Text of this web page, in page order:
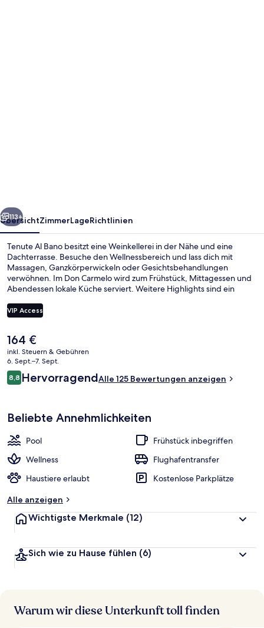
Weiter
113+
ÜbersichtZimmerLageRichtlinien
Tenute Al Bano besitzt eine Weinkellerei in der Nähe und eine
Dachterrasse. Besuche den Wellnessbereich und lass dich mit
Massagen, Ganzkörperwickeln oder Gesichtsbehandlungen
verwöhnen. Im Don Carmelo wird zum Frühstück, Mittagessen und
Abendessen lokale Küche serviert. Weitere Highlights sind ein
Annehmlichkeiten wie hochwertige Bettwaren und Regenduschen.
VIP Access
Der
aktuelle
Preis
beträgt
164 €.
164 €
inkl. Steuern & Gebühren
6. Sept.–7. Sept.
Bewertungen
8,88,8 von 10.
HervorragendAlle 125 Bewertungen anzeigen
Beliebte Annehmlichkeiten
Pool
Frühstück inbegriffen
Wellness
Flughafentransfer
Haustiere erlaubt
Kostenlose Parkplätze
Alle anzeigen
Wichtigste Merkmale (12)
Sich wie zu Hause fühlen (6)
Warum wir diese Unterkunft toll finden